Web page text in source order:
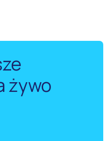
żywo